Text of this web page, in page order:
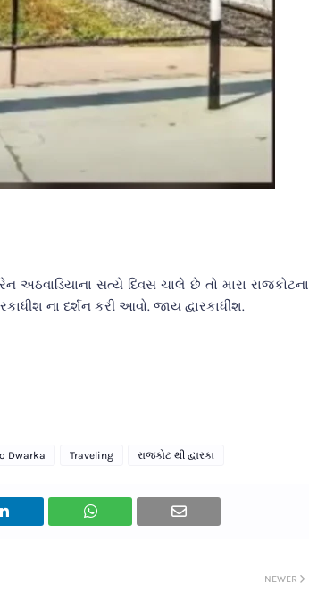
સત્યે દિવસ ચાલે છે તો મારા રાજકોટના
ના દર્શન કરી આવો. જાય દ્વારકાધીશ.
Dwarka Traveling રાજકોટ થી દ્વારકા
NEWER